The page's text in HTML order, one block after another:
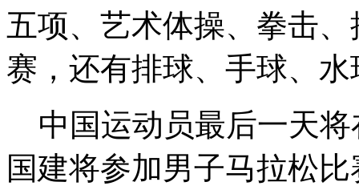
五项、艺术体操、拳击
赛，还有排球、手球、
中国运动员最后一天将
国建将参加男子马拉松